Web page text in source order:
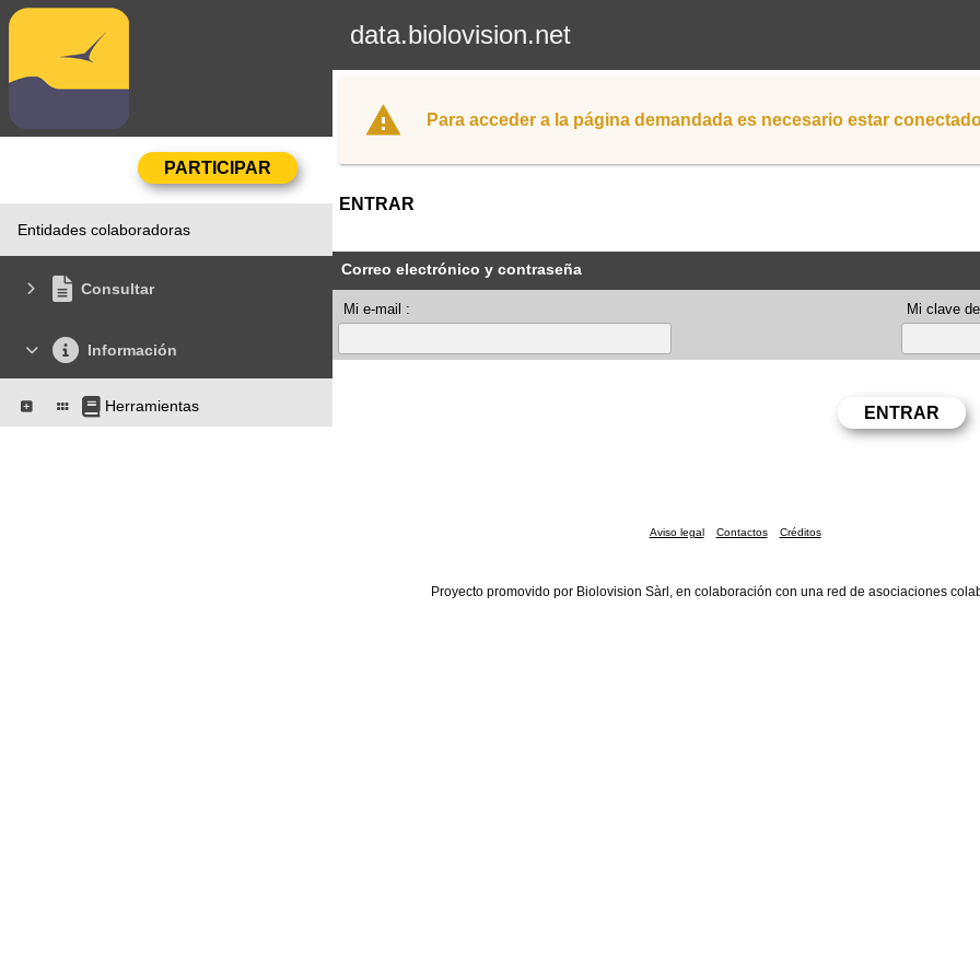
data.biolovision.net
Entidades colaboradoras
Consultar
Información
Herramientas
Para acceder a la página demandada es necesario estar
ENTRAR
Correo electrónico y contraseña
Mi e-mail : Mi clave
Aviso legal Contactos Créditos
Proyecto promovido por Biolovision Sàrl, en colaboración con una red de asociaciones